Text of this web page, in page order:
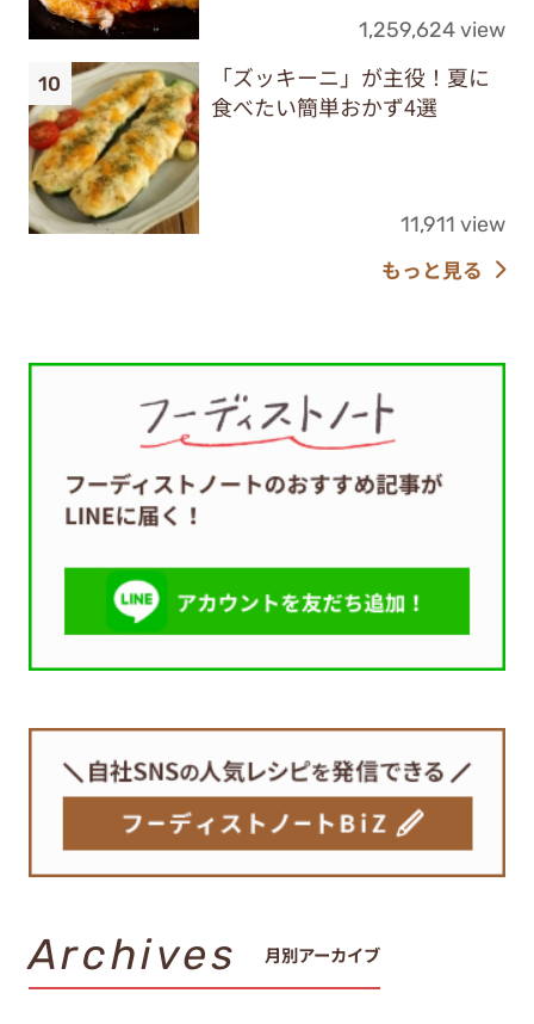
1,259,624 view
「ズッキーニ」が主役！夏に
食べたい簡単おかず4選
11,911 view
もっと見る
Archives 月別アーカイブ